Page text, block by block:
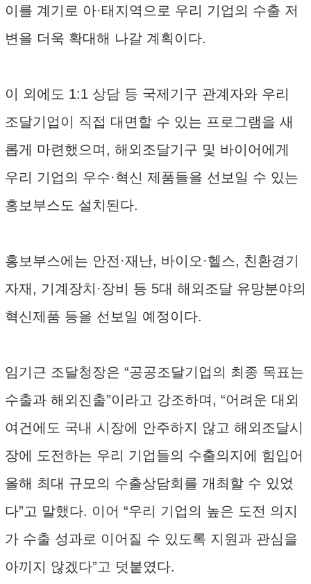
이를 계기로 아·태지역으로 우리 기업의 수출 저
변을 더욱 확대해 나갈 계획이다.
이 외에도 1:1 상담 등 국제기구 관계자와 우리
조달기업이 직접 대면할 수 있는 프로그램을 새
롭게 마련했으며, 해외조달기구 및 바이어에게
우리 기업의 우수·혁신 제품들을 선보일 수 있는
홍보부스도 설치된다.
홍보부스에는 안전·재난, 바이오·헬스, 친환경기
자재, 기계장치·장비 등 5대 해외조달 유망분야의
혁신제품 등을 선보일 예정이다.
임기근 조달청장은 “공공조달기업의 최종 목표는
수출과 해외진출”이라고 강조하며, “어려운 대외
여건에도 국내 시장에 안주하지 않고 해외조달시
장에 도전하는 우리 기업들의 수출의지에 힘입어
올해 최대 규모의 수출상담회를 개최할 수 있었
다”고 말했다. 이어 “우리 기업의 높은 도전 의지
가 수출 성과로 이어질 수 있도록 지원과 관심을
아끼지 않겠다”고 덧붙였다.